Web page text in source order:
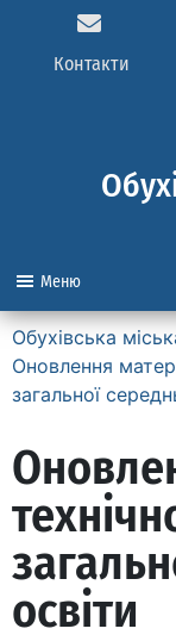
Контакти
Меню
Обухівська
Оновлення
загальної
освіти